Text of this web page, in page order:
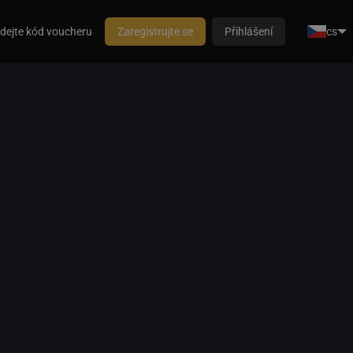
kód voucheru Zaregistrujte se Přihlášení cs